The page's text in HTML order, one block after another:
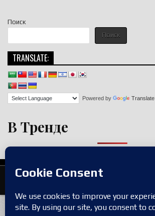
Поиск
Поиск
TRANSLATE:
Powered by Translate
В Тренде
Copyright © 2026 nigroll.com